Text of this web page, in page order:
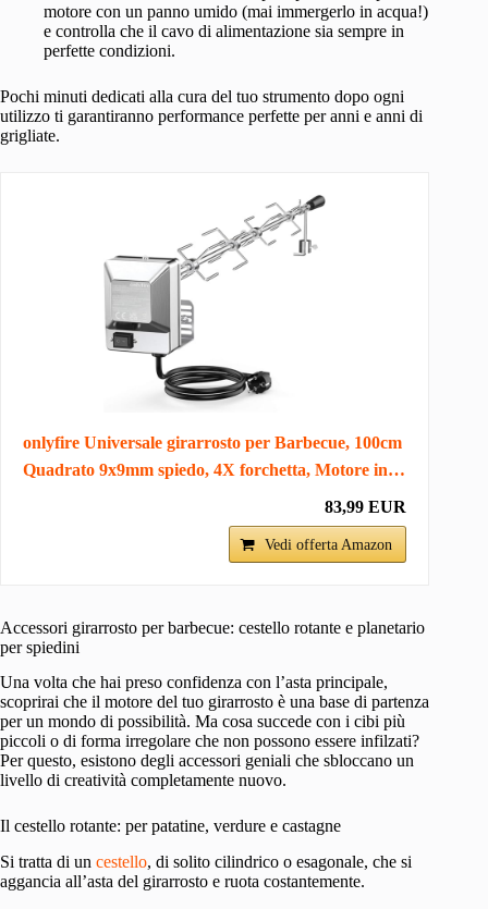
motore con un panno umido (mai immergerlo in acqua!)
e controlla che il cavo di alimentazione sia sempre in
perfette condizioni.
Pochi minuti dedicati alla cura del tuo strumento dopo ogni
utilizzo ti garantiranno performance perfette per anni e anni di
grigliate.
onlyfire Universale girarrosto per Barbecue, 100cm
Quadrato 9x9mm spiedo, 4X forchetta, Motore in…
83,99 EUR
Vedi offerta Amazon
Accessori girarrosto per barbecue: cestello rotante e planetario
per spiedini
Una volta che hai preso confidenza con l’asta principale,
scoprirai che il motore del tuo girarrosto è una base di partenza
per un mondo di possibilità. Ma cosa succede con i cibi più
piccoli o di forma irregolare che non possono essere infilzati?
Per questo, esistono degli accessori geniali che sbloccano un
livello di creatività completamente nuovo.
Il cestello rotante: per patatine, verdure e castagne
Si tratta di un cestello, di solito cilindrico o esagonale, che si
aggancia all’asta del girarrosto e ruota costantemente.